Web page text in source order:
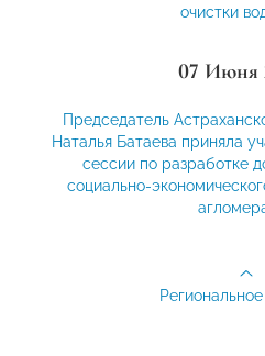
очистки
07 Июня
Председатель
Наталья Батаева приняла
сессии по разработке
социально-